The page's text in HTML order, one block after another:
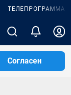
ТЕЛЕПРОГРАММА
Согласен